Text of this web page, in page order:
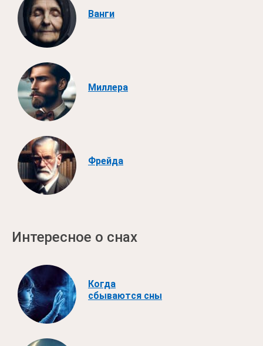
Ванги
Миллера
Фрейда
Интересное о снах
Когда
сбываются сны